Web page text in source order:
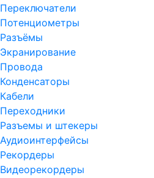
Переключатели
Потенциометры
Разъёмы
Экранирование
Провода
Конденсаторы
Кабели
Переходники
Разъемы и штекеры
Аудиоинтерфейсы
Рекордеры
Видеорекордеры